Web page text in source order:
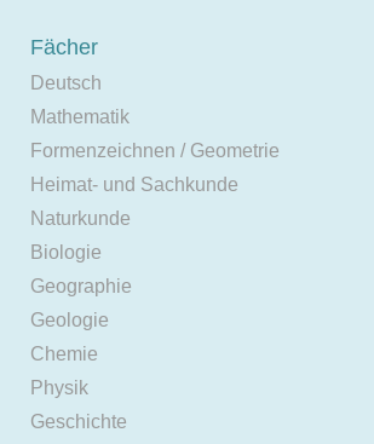
Fächer
Deutsch
Mathematik
Formenzeichnen / Geometrie
Heimat- und Sachkunde
Naturkunde
Biologie
Geographie
Geologie
Chemie
Physik
Geschichte